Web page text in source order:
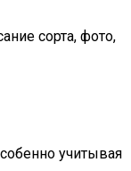
сорта, фото,
учитывая